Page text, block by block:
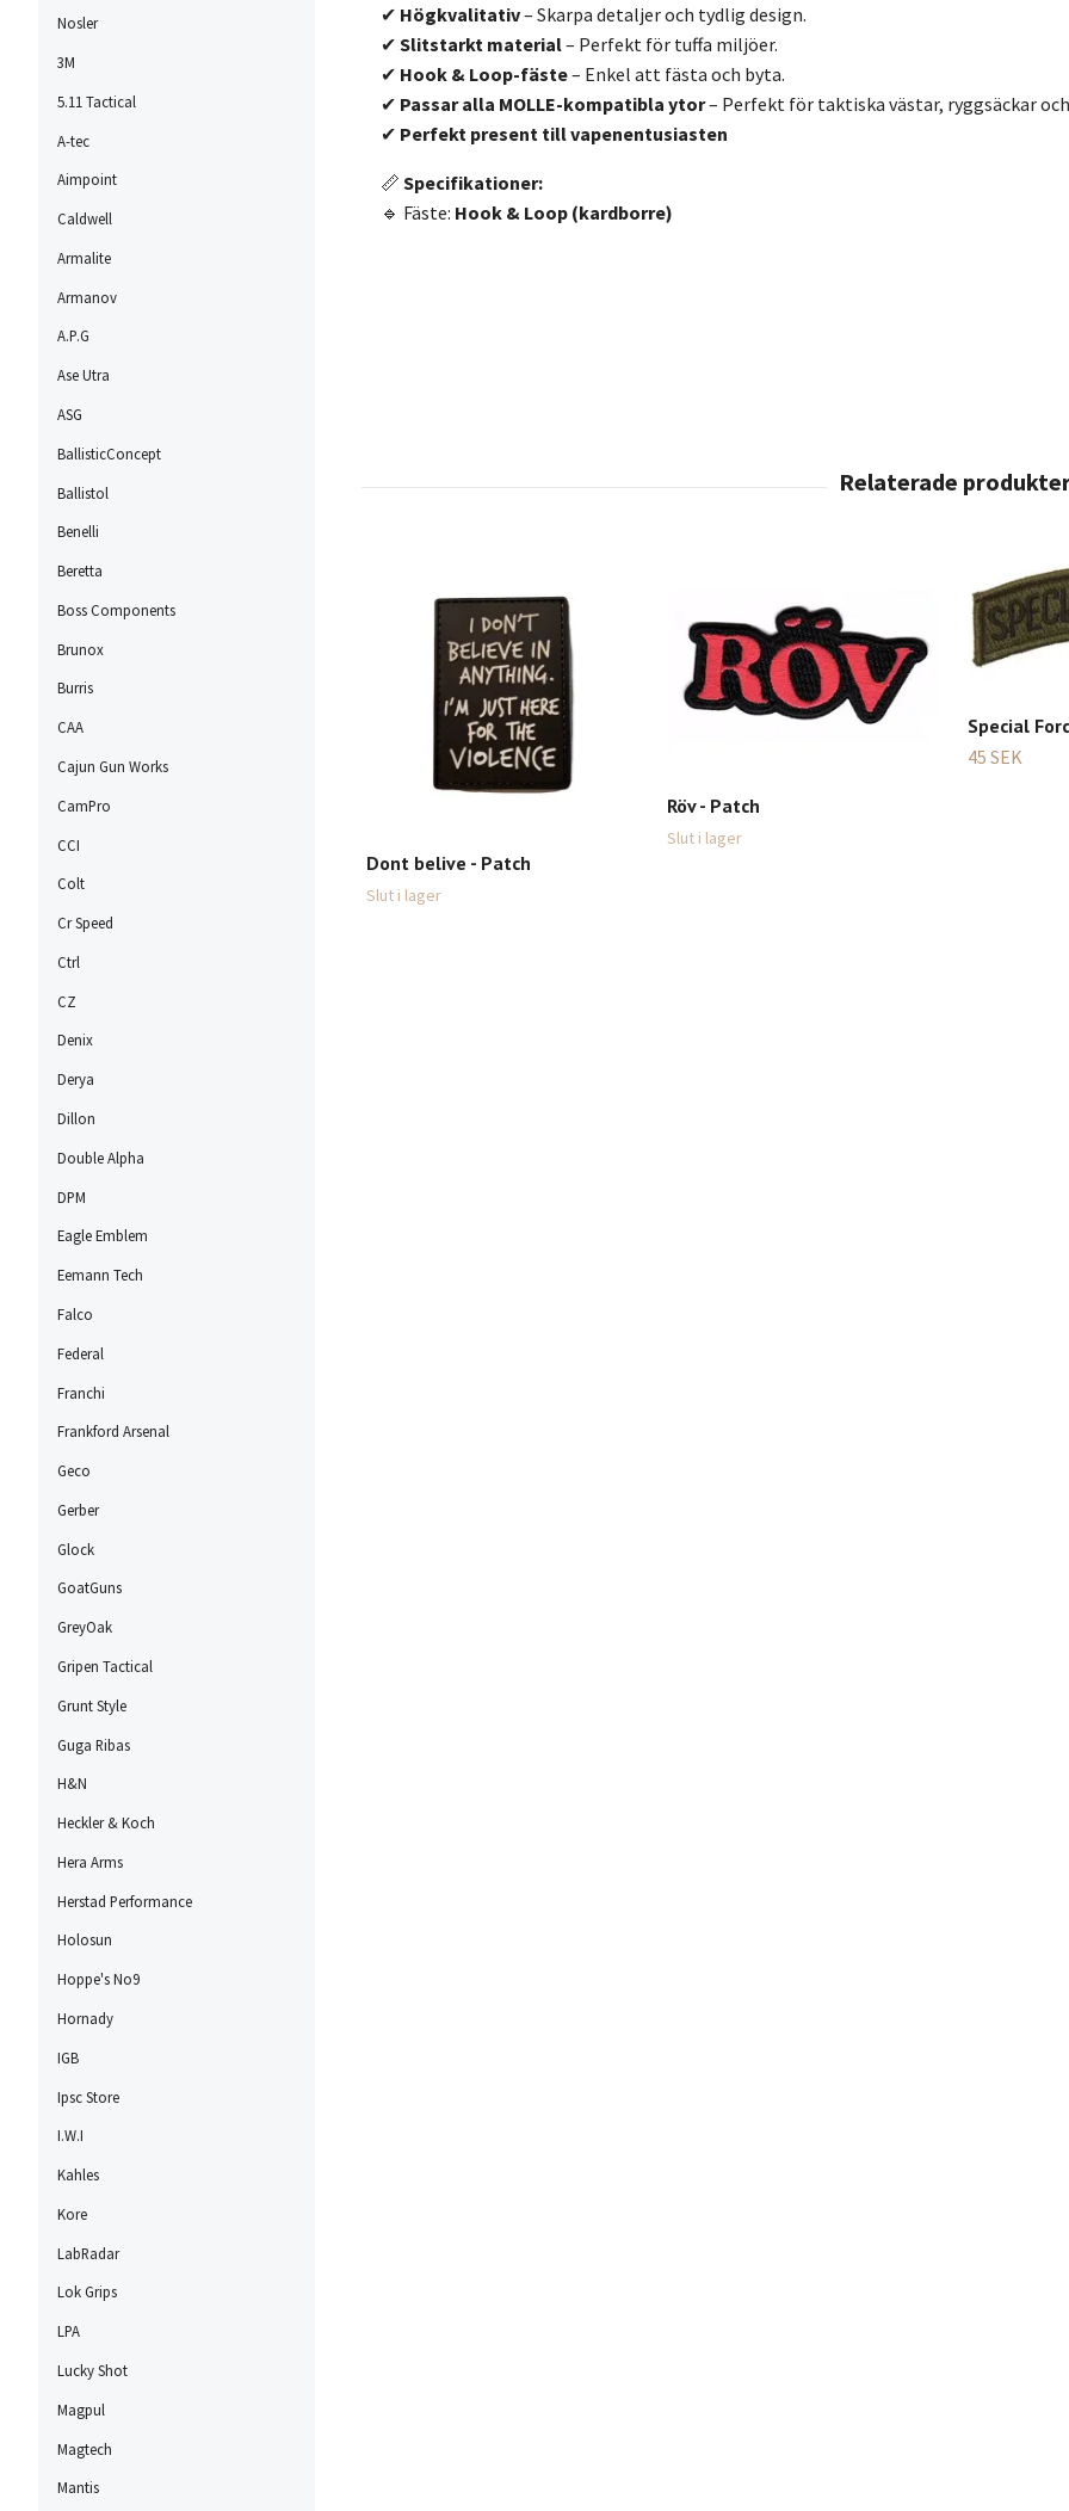
Nosler
3M
5.11 Tactical
A-tec
Aimpoint
Caldwell
Armalite
Armanov
A.P.G
Ase Utra
ASG
BallisticConcept
Ballistol
Benelli
Beretta
Boss Components
Brunox
Burris
CAA
Cajun Gun Works
CamPro
CCI
Colt
Cr Speed
Ctrl
CZ
Denix
Derya
Dillon
Double Alpha
DPM
Eagle Emblem
Eemann Tech
Falco
Federal
Franchi
Frankford Arsenal
Geco
Gerber
Glock
GoatGuns
GreyOak
Gripen Tactical
Grunt Style
Guga Ribas
H&N
Heckler & Koch
Hera Arms
Herstad Performance
Holosun
Hoppe's No9
Hornady
IGB
Ipsc Store
I.W.I
Kahles
Kore
LabRadar
Lok Grips
LPA
Lucky Shot
Magpul
Magtech
Mantis
✔ Högkvalitativ– Skarpa detaljer och tydlig design.
✔ Slitstarkt material– Perfekt för tuffa miljöer.
✔ Hook & Loop-fäste– Enkel att fästa och byta.
✔ Passar alla MOLLE-kompatibla ytor– Perfekt för taktiska västar, ryggsäckar
✔ Perfekt present till vapenentusiasten
📏 Specifikationer:
🔹 Fäste: Hook & Loop (kardborre)
Dont belive - Patch
Slut i lager
Röv - Patch
Slut i lager
Special
45 SEK